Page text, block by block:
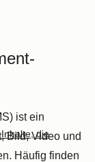
die
) ist ein
Bild, Video und
Häufig finden